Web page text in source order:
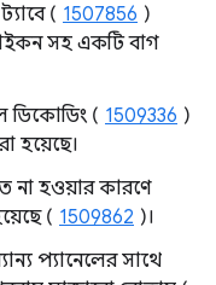
( 1507856 )
সহ একটি বাগ
ডিকোডিং ( 1509336 )
হয়েছে।
না হওয়ার কারণে
( 1509862 )।
প্যানেলের সাথে